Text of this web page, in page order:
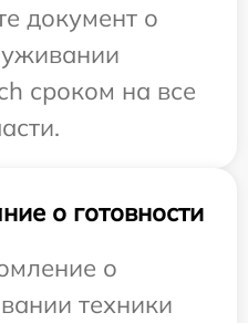
документ о
сроком на все
о готовности
о
техники